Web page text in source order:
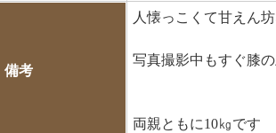
備考
人懐っこくて甘えん
写真撮影中もすぐ膝
両親ともに10㎏です